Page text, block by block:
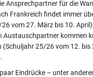
Ansprechpartner für die
Frankreich findet immer
vom 27. März bis 10.
Austauschpartner kommen
(Schuljahr 25/26 vom 12. bis
Eindrücke – unter